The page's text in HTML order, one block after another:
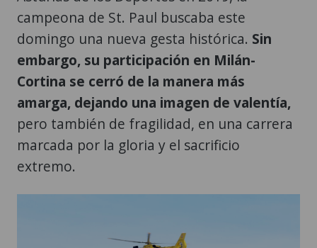
campeona de St. Paul buscaba este
domingo una nueva gesta histórica. Sin
embargo, su participación en Milán-
Cortina se cerró de la manera más
amarga, dejando una imagen de valentía,
pero también de fragilidad, en una carrera
marcada por la gloria y el sacrificio
extremo.